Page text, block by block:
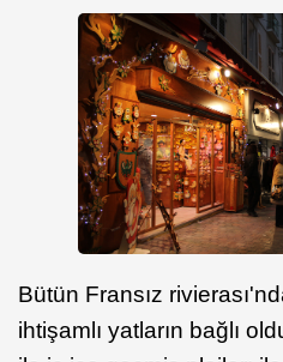
Bütün Fransız
ihtişamlı yatların bağlı